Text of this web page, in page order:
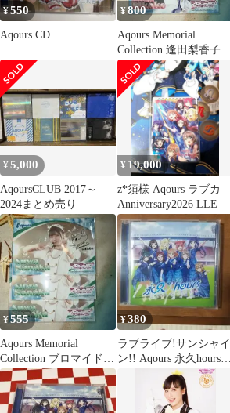
¥550
Aqours CD
¥800
Aqours Memorial
Collection 逢田梨香子
ブロマイド
¥5,000
AqoursCLUB 2017～
2024まとめ売り
¥ 19,000
z*須様 Aqours ラブカ
Anniversary2026 LLE
¥555
Aqours Memorial
Collection ブロマイド
諏訪ななか
¥380
ラブライブ!サンシャイ
ン!! Aqours 永久hours